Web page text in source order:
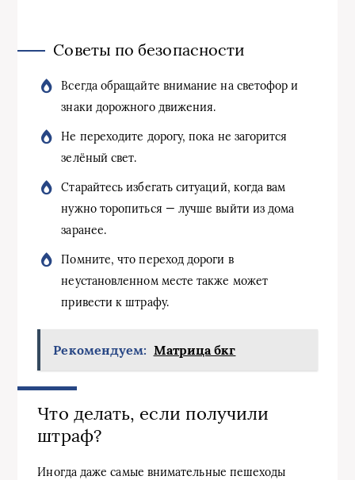
Советы по безопасности
Всегда обращайте внимание на светофор и
знаки дорожного движения.
Не переходите дорогу, пока не загорится
зелёный свет.
Старайтесь избегать ситуаций, когда вам
нужно торопиться — лучше выйти из дома
заранее.
Помните, что переход дороги в
неустановленном месте также может
привести к штрафу.
Рекомендуем: Матрица бкг
Что делать, если получили
штраф?
Иногда даже самые внимательные пешеходы